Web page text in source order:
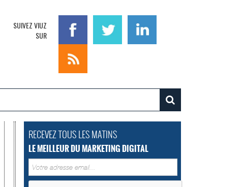
SUIVEZ VIUZ
SUR
RECEVEZ TOUS LES MATINS
LE MEILLEUR DU MARKETING DIGITAL